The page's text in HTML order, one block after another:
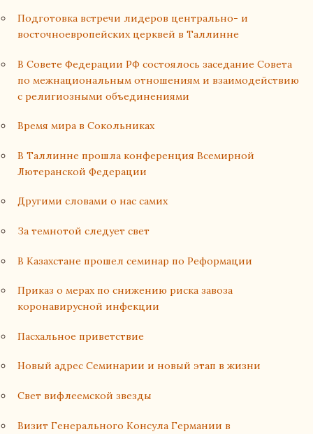
Подготовка встречи лидеров центрально- и
восточноевропейских церквей в Таллинне
В Совете Федерации РФ состоялось заседание Совета
по межнациональным отношениям и взаимодействию
с религиозными объединениями
Время мира в Сокольниках
В Таллинне прошла конференция Всемирной
Лютеранской Федерации
Другими словами о нас самих
За темнотой следует свет
В Казахстане прошел семинар по Реформации
Приказ о мерах по снижению риска завоза
коронавирусной инфекции
Пасхальное приветствие
Новый адрес Семинарии и новый этап в жизни
Свет вифлеемской звезды
Визит Генерального Консула Германии в